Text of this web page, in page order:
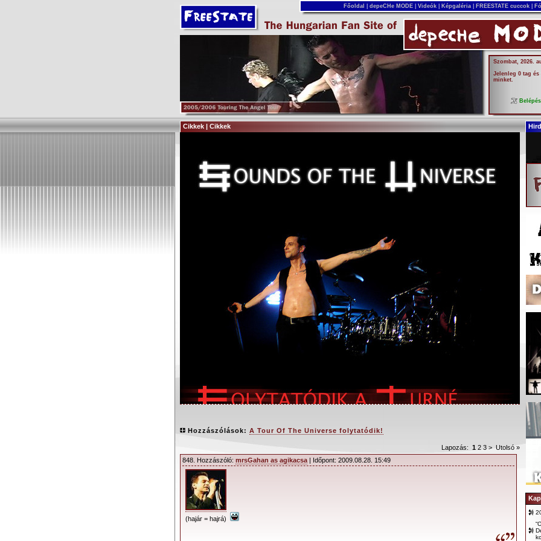
Főoldal depeCHe MODE Videók Képgaléria FREESTATE cuccok
Szombat, 2026.
Jelenleg 0 tag és
minket.
Belépés
Cikkek | Cikkek
Igen, megjött a várva várt hír! Az első izraeli koncertet követően
sorra elmaradt koncertek után most folytatódik a depeCHe MODE
Tour of the Universe koncertsorozata.
Hozzászólások: A Tour Of The Universe folytatódik!
Lapozás: 1 2 3 > Utolsó »
848. Hozzászóló: mrsGahan as agikacsa | Időpont: 2009.08.28. 15:49
(hajár = hajrá)